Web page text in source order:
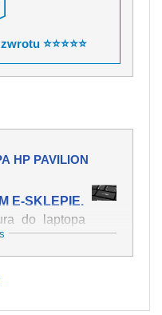
⭐⭐⭐⭐⭐
HP PAVILION
E-SKLEPIE.
do laptopa
który
klawiaturę,